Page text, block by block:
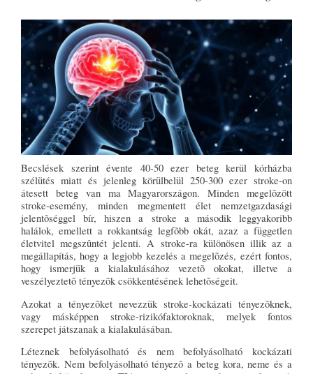
Becslések szerint évente 40-50 ezer beteg kerül kórházba
szélütés miatt és jelenleg körülbelül 250-300 ezer stroke-on
átesett beteg van ma Magyarországon. Minden megelõzött
stroke-esemény, minden megmentett élet nemzetgazdasági
jelentõséggel bír, hiszen a stroke a második leggyakoribb
halálok, emellett a rokkantság legfõbb okát, azaz a független
életvitel megszûntét jelenti. A stroke-ra különösen illik az a
megállapítás, hogy a legjobb kezelés a megelõzés, ezért fontos,
hogy ismerjük a kialakulásához vezetõ okokat, illetve a
veszélyeztetõ tényezõk csökkentésének lehetõségeit.
Azokat a tényezõket nevezzük stroke-kockázati tényezõknek,
vagy másképpen stroke-rizikófaktoroknak, melyek fontos
szerepet játszanak a kialakulásában.
Léteznek befolyásolható és nem befolyásolható kockázati
tényezõk. Nem befolyásolható tényezõ a beteg kora, neme és a